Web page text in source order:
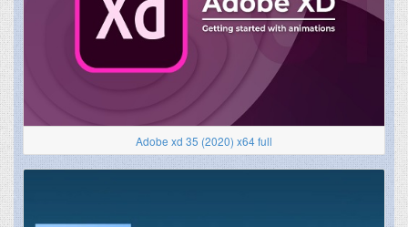
Adobe xd 35 (2020) x64 full